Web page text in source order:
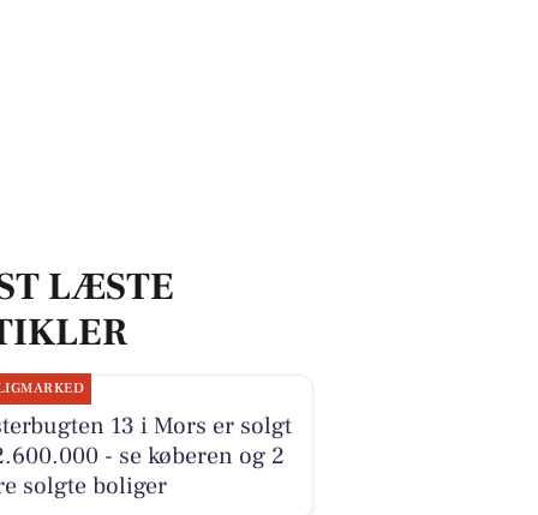
LÆSTE
13 i Mors er solgt
- se køberen og 2
solgte boliger